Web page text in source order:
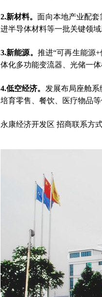
2.新材料。面向本地产业配
进半导体材料等一批关键领域
3.新能源。 推进“可再生能源
体化多功能变流器、光储一体
4.低空经济。 发展布局座舱
培育零售、餐饮、医疗物品
永康经济开发区 招商联系方式